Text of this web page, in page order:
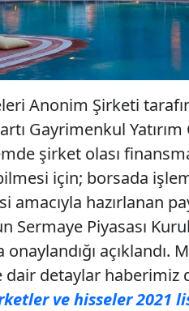
Anonim Şirketi
Gayrimenkul Yatırım
şirket olası
için; borsada
hazırlanan
Sermaye Piyasası
onaylandığı
detaylar haberimiz
ve hisseler 2021